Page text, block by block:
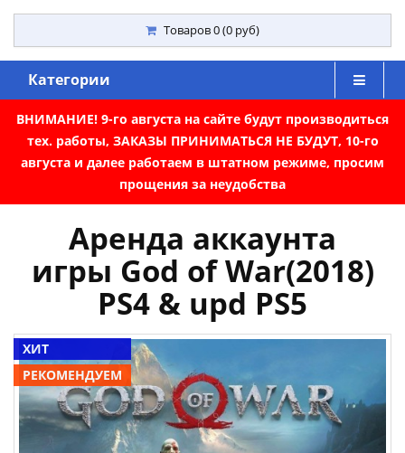
Товаров 0 (0 руб)
Категории
ВНИМАНИЕ! 9-го августа на сайте будут производиться
тех. работы, ЗАКАЗЫ ПРИНИМАТЬСЯ НЕ БУДУТ, 10-го
августа и далее работаем в штатном режиме, просим
прощения за неудобства
Аренда аккаунта
игры God of War(2018)
PS4 & upd PS5
ХИТ
РЕКОМЕНДУЕМ